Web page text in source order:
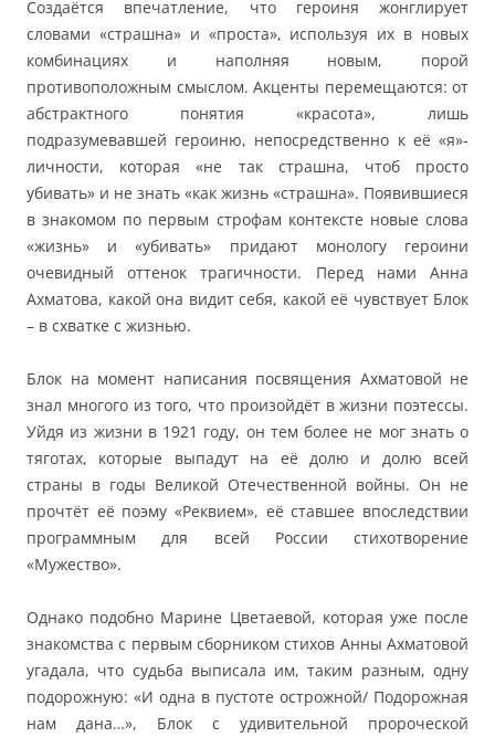
Создаётся впечатление, что героиня жонглирует
словами «страшна» и «проста», используя их в новых
комбинациях и наполняя новым, порой
противоположным смыслом. Акценты перемещаются: от
абстрактного понятия «красота», лишь
подразумевавшей героиню, непосредственно к её «я»-
личности, которая «не так страшна, чтоб просто
убивать» и не знать «как жизнь «страшна». Появившиеся
в знакомом по первым строфам контексте новые слова
«жизнь» и «убивать» придают монологу героини
очевидный оттенок трагичности. Перед нами Анна
Ахматова, какой она видит себя, какой её чувствует Блок
– в схватке с жизнью.
Блок на момент написания посвящения Ахматовой не
знал многого из того, что произойдёт в жизни поэтессы.
Уйдя из жизни в 1921 году, он тем более не мог знать о
тяготах, которые выпадут на её долю и долю всей
страны в годы Великой Отечественной войны. Он не
прочтёт её поэму «Реквием», её ставшее впоследствии
программным для всей России стихотворение
«Мужество».
Однако подобно Марине Цветаевой, которая уже после
знакомства с первым сборником стихов Анны Ахматовой
угадала, что судьба выписала им, таким разным, одну
подорожную: «И одна в пустоте острожной/ Подорожная
нам дана…», Блок с удивительной пророческой